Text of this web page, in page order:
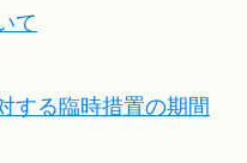
て
する臨時措置の期間